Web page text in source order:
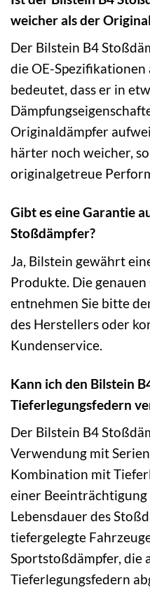
weicher als der
Der Bilstein B4
die OE-Spezifikationen
bedeutet, dass er in
Originaldämpfer
härter noch weicher,
originalgetreue
Gibt es eine Garantie
Stoßdämpfer?
Ja, Bilstein gewährt
Produkte. Die
entnehmen Sie bitte
des Herstellers oder
Kundenservice.
Kann ich den Bilstein
Tieferlegungsfedern
Der Bilstein B4
Verwendung mit
Kombination mit
einer
Lebensdauer des
tiefergelegte
Sportstoßdämpfer, die
Tieferlegungsfedern